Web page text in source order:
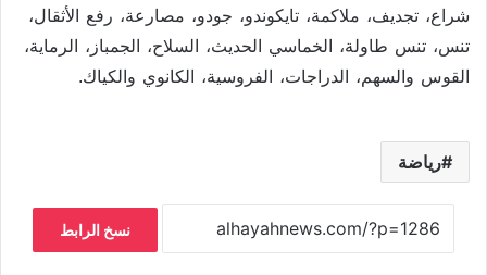
شراع، تجديف، ملاكمة، تايكوندو، جودو، مصارعة، رفع الأثقال،
تنس، تنس طاولة، الخماسي الحديث، السلاح، الجمباز، الرماية،
القوس والسهم، الدراجات، الفروسية، الكانوي والكياك.
رياضة
نسخ الرابط